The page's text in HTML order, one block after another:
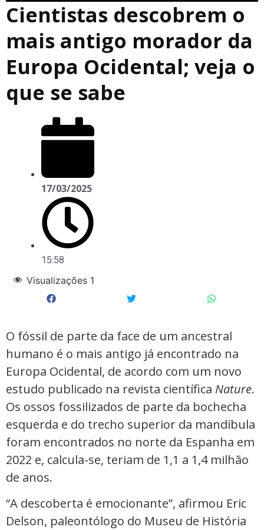
Cientistas descobrem o
mais antigo morador da
Europa Ocidental; veja o
que se sabe
17/03/2025
15:58
Visualizações 1
O fóssil de parte da face de um ancestral
humano é o mais antigo já encontrado na
Europa Ocidental, de acordo com um novo
estudo publicado na revista científica Nature.
Os ossos fossilizados de parte da bochecha
esquerda e do trecho superior da mandíbula
foram encontrados no norte da Espanha em
2022 e, calcula-se, teriam de 1,1 a 1,4 milhão
de anos.
“A descoberta é emocionante”, afirmou Eric
Delson, paleontólogo do Museu de História